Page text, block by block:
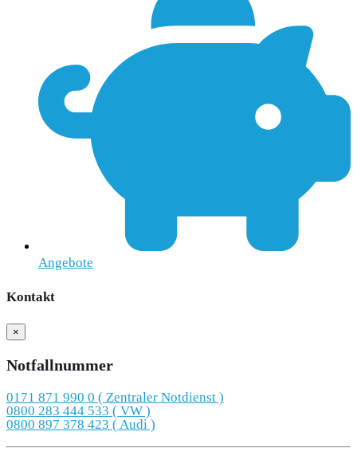
Angebote
Kontakt
×
Notfallnummer
0171 871 990 0 ( Zentraler Notdienst )
0800 283 444 533 ( VW )
0800 897 378 423 ( Audi )